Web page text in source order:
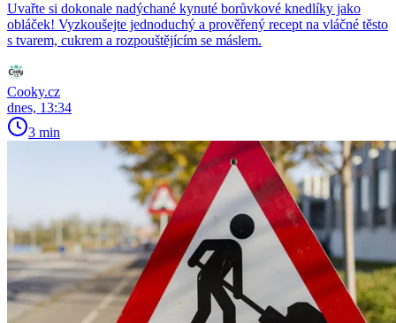
Uvařte si dokonale nadýchané kynuté borůvkové knedlíky jako
obláček! Vyzkoušejte jednoduchý a prověřený recept na vláčné těsto
s tvarem, cukrem a rozpouštějícím se máslem.
Cooky.cz
dnes, 13:34
3 min